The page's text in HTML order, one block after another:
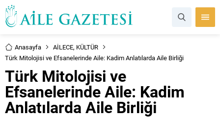
Anasayfa AİLECE, KÜLTÜR
Türk Mitolojisi ve Efsanelerinde Aile: Kadim Anlatılarda Aile Birliği
Türk Mitolojisi ve
Efsanelerinde Aile: Kadim
Anlatılarda Aile Birliği